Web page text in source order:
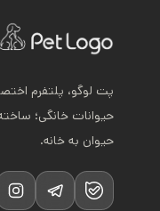
پت لوگو، پلتفرم
حیوانات خانگی؛
حیوان به خانه.